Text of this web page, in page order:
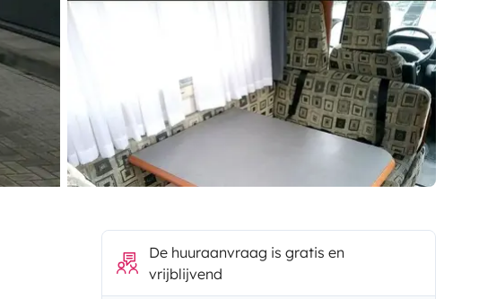
De huuraanvraag is gratis en
vrijblijvend